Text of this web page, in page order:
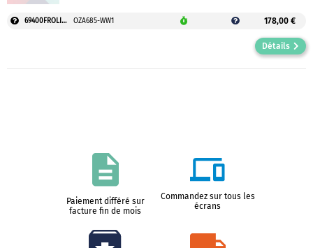
69400FROLING1 OZA685-WW1 178,00 €
Détails
Paiement différé sur
facture fin de mois
Commandez sur tous les
écrans